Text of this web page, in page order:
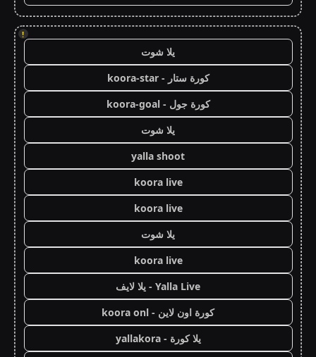
!
يلا شوت
كورة ستار - koora-star
كورة جول - koora-goal
يلا شوت
yalla shoot
koora live
koora live
يلا شوت
koora live
Yalla Live - يلا لايف
كورة اون لاين - koora onl
يلا كورة - yallakora